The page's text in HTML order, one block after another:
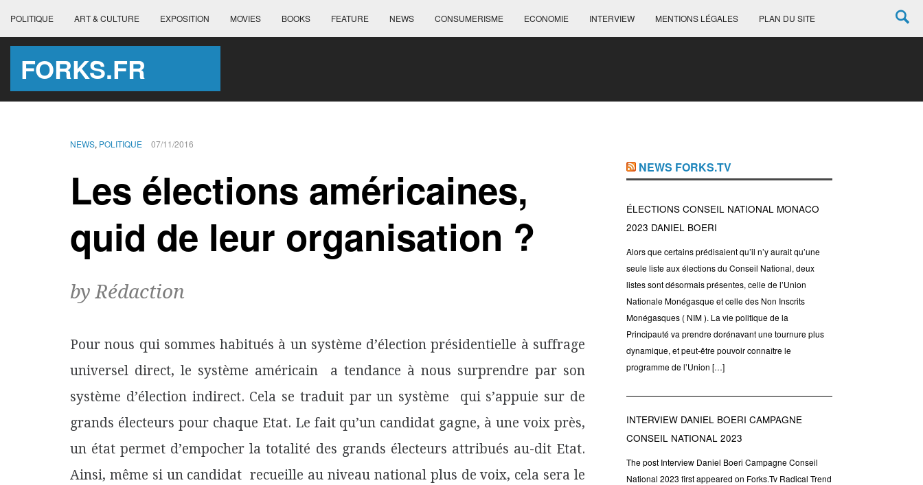
POLITIQUE ART & CULTURE EXPOSITION MOVIES BOOKS FEATURE NEWS CONSUMERISME ECONOMIE INTERVIEW MENTIONS LÉGALES PLAN DU SITE
FORKS.FR
NEWS, POLITIQUE 07/11/2016
Les élections américaines,
quid de leur organisation ?
by Rédaction
Pour nous qui sommes habitués à un système d’élection présidentielle à suffrage
universel direct, le système américain a tendance à nous surprendre par son
système d’élection indirect. Cela se traduit par un système qui s’appuie sur de
grands électeurs pour chaque Etat. Le fait qu’un candidat gagne, à une voix près,
un état permet d’empocher la totalité des grands électeurs attribués au-dit Etat.
Ainsi, même si un candidat recueille au niveau national plus de voix, cela sera le
NEWS FORKS.TV
ÉLECTIONS CONSEIL NATIONAL MONACO
2023 DANIEL BOERI
Alors que certains prédisaient qu’il n’y aurait qu’une
seule liste aux élections du Conseil National, deux
listes sont désormais présentes, celle de l’Union
Nationale Monégasque et celle des Non Inscrits
Monégasques ( NIM ). La vie politique de la
Principauté va prendre dorénavant une tournure plus
dynamique, et peut-être pouvoir connaître le
programme de l’Union […]
INTERVIEW DANIEL BOERI CAMPAGNE
CONSEIL NATIONAL 2023
The post Interview Daniel Boeri Campagne Conseil
National 2023 first appeared on Forks.Tv Radical Trend